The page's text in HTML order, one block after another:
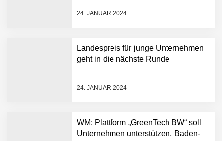
24. JANUAR 2024
Landespreis für junge Unternehmen
geht in die nächste Runde
24. JANUAR 2024
WM: Plattform „GreenTech BW“ soll
Unternehmen unterstützen, Baden-
FiniteNow ermöglicht
Entwicklungsprozesse
Pyck im Employer Portrait
Maximilian Mack von Pyck